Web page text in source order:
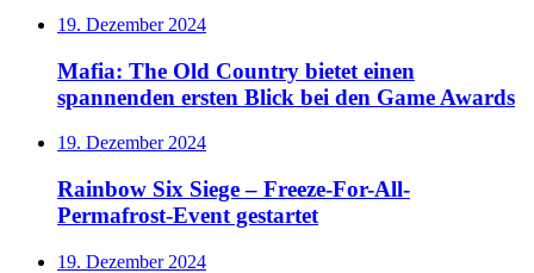
19. Dezember 2024
Mafia: The Old Country bietet einen
spannenden ersten Blick bei den Game Awards
19. Dezember 2024
Rainbow Six Siege – Freeze-For-All-
Permafrost-Event gestartet
19. Dezember 2024